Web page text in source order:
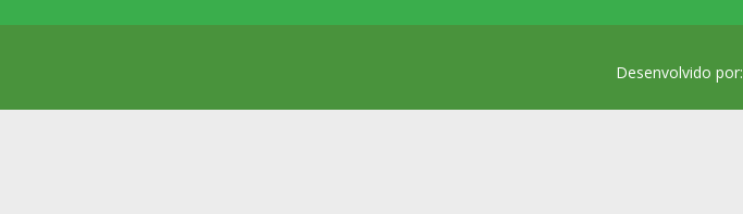
Desenvolvido por: